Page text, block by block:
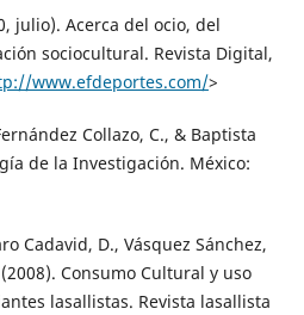
julio). Acerca del ocio, del
sociocultural. Revista Digital,
www.efdeportes.com/>
Collazo, C., & Baptista
de la Investigación. México:
Cadavid, D., Vásquez Sánchez,
Consumo Cultural y uso
lasallistas. Revista lasallista